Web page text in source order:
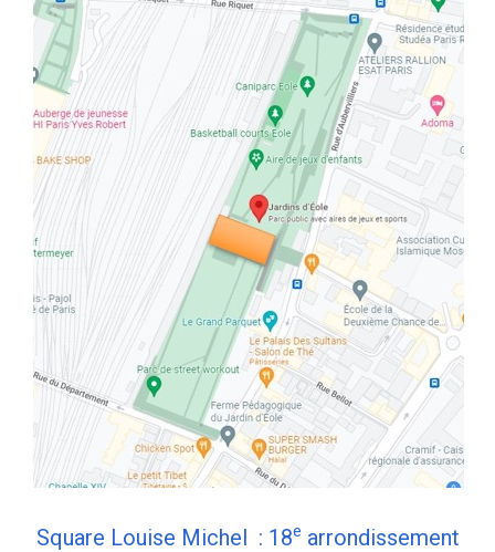
Square Louise Michel : 18e arrondissement